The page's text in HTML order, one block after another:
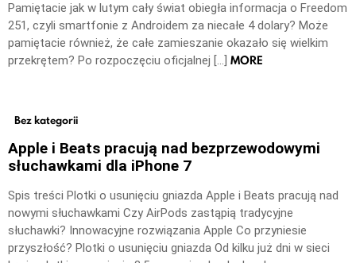
Pamiętacie jak w lutym cały świat obiegła informacja o Freedom
251, czyli smartfonie z Androidem za niecałe 4 dolary? Może
pamiętacie również, że całe zamieszanie okazało się wielkim
przekrętem? Po rozpoczęciu oficjalnej […] MORE
Bez kategorii
Apple i Beats pracują nad bezprzewodowymi
słuchawkami dla iPhone 7
Spis treści Plotki o usunięciu gniazda Apple i Beats pracują nad
nowymi słuchawkami Czy AirPods zastąpią tradycyjne
słuchawki? Innowacyjne rozwiązania Apple Co przyniesie
przyszłość? Plotki o usunięciu gniazda Od kilku już dni w sieci